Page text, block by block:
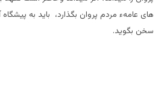
های عامهء مردم پروان بگذارد، باید به
سخن بگوید.